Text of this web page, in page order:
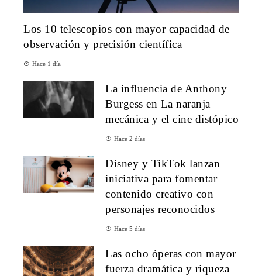
Los 10 telescopios con mayor capacidad de
observación y precisión científica
Hace 1 día
La influencia de Anthony
Burgess en La naranja
mecánica y el cine distópico
Hace 2 días
Disney y TikTok lanzan
iniciativa para fomentar
contenido creativo con
personajes reconocidos
Hace 5 días
Las ocho óperas con mayor
fuerza dramática y riqueza